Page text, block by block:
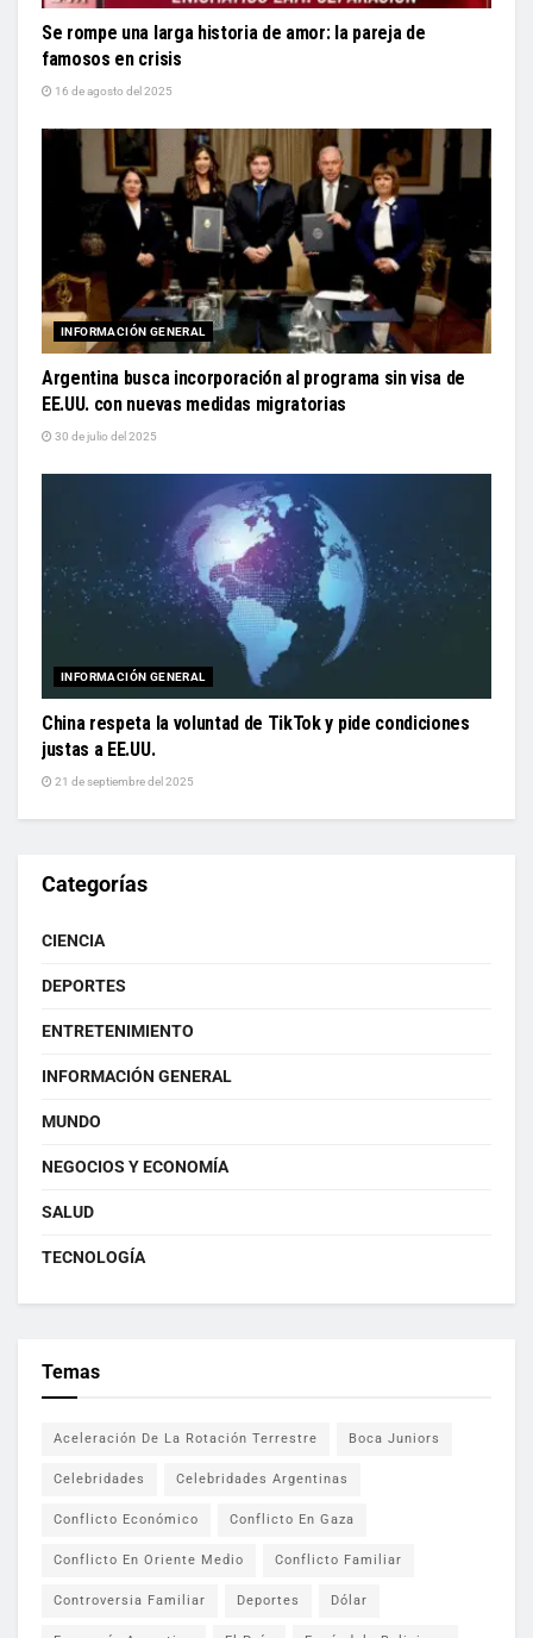
Se rompe una larga historia de amor: la pareja de
famosos en crisis
16 de agosto del 2025
INFORMACIÓN GENERAL
Argentina busca incorporación al programa sin visa de
EE.UU. con nuevas medidas migratorias
30 de julio del 2025
INFORMACIÓN GENERAL
China respeta la voluntad de TikTok y pide condiciones
justas a EE.UU.
21 de septiembre del 2025
Categorías
CIENCIA
DEPORTES
ENTRETENIMIENTO
INFORMACIÓN GENERAL
MUNDO
NEGOCIOS Y ECONOMÍA
SALUD
TECNOLOGÍA
Temas
Aceleración De La Rotación Terrestre Boca Juniors
Celebridades Celebridades Argentinas
Conflicto Económico Conflicto En Gaza
Conflicto En Oriente Medio Conflicto Familiar
Controversia Familiar Deportes Dólar